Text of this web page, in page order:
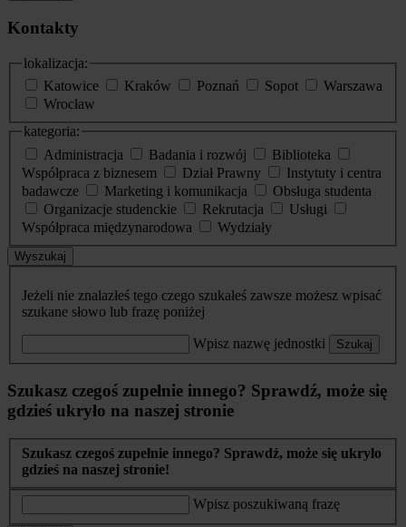
Kontakty
lokalizacja:
Katowice
Kraków Poznań Sopot
Warszawa
Wrocław
kategoria:
Administracja
Badania i rozwój
Biblioteka
Współpraca z biznesem
Dział Prawny
Instytuty i centra
badawcze
Marketing i komunikacja
Obsługa studenta
Organizacje studenckie
Rekrutacja
Usługi
Współpraca międzynarodowa
Wydziały
Wyszukaj
Jeżeli nie znalazłeś tego czego szukałeś zawsze możesz wpisać
szukane słowo lub frazę poniżej
Wpisz nazwę jednostki Szukaj
Szukasz czegoś zupełnie innego? Sprawdź, może się
gdzieś ukryło na naszej stronie
Szukasz czegoś zupełnie innego? Sprawdź, może się ukryło
gdzieś na naszej stronie!
Wpisz poszukiwaną frazę